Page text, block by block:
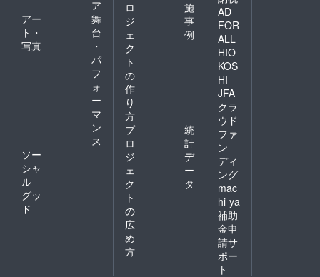
ア
アー
ト・
写真
舞
台
・
パ
フ
ォ
ー
マ
ン
ス
ソー
シャ
ル
グッ
ド
ロ
ジ
ェ
ク
ト
の
作
り
方
施
事
例
プ
ロ
ジ
ェ
ク
ト
の
広
め
方
統
計
デ
ー
タ
AD
FOR
ALL
HIO
KOS
HI
JFA
クラ
ウド
ファ
ン
ディ
ング
mac
hi-ya
補助
金申
請サ
ポー
ト